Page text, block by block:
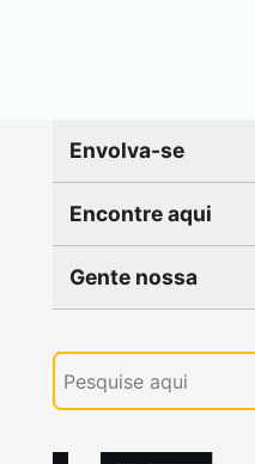
Envolva-se
Encontre aqui
Gente nossa